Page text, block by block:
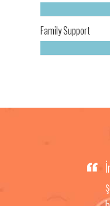
Family Support